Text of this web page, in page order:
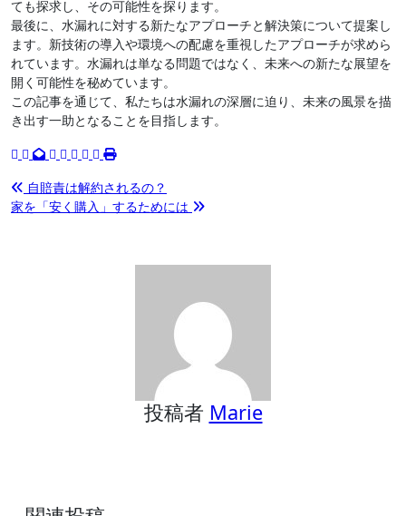
ても探求し、その可能性を探ります。
最後に、水漏れに対する新たなアプローチと解決策について提案し
ます。新技術の導入や環境への配慮を重視したアプローチが求めら
れています。水漏れは単なる問題ではなく、未来への新たな展望を
開く可能性を秘めています。
この記事を通じて、私たちは水漏れの深層に迫り、未来の風景を描
き出す一助となることを目指します。
投
稿
自賠責は解約されるの？
家を「安く購入」するためには
投稿者 Marie